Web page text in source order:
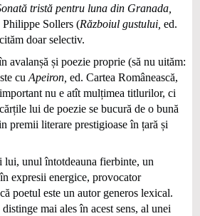
tristă pentru luna din Granada,
Sollers (Războiul gustului, ed.
doar selectiv.
avalanșă și poezie proprie (să nu uităm:
cu Apeiron, ed. Cartea Româ­nească,
nu e atît mulțimea titlurilor, ci
lui de poezie se bucură de o bună
premii literare prestigioase în țară și
lui, unul întotdeauna fierbinte, un
expresii energice, provocator
poetul este un autor generos lexical.
mai ales în acest sens, al unei